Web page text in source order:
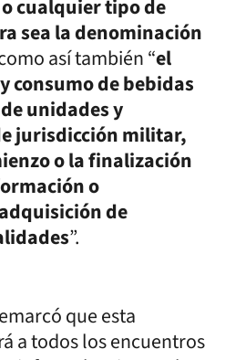
cualquier tipo de
sea la denominación
así también “el
consumo de bebidas
unidades y
jurisdicción militar,
o la finalización
o
de
”.
que esta
a todos los encuentros